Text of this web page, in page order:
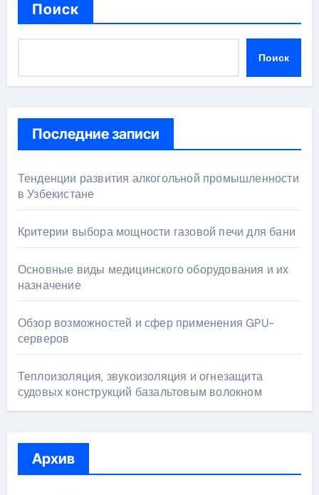
Поиск
Поиск
Последние записи
Тенденции развития алкогольной промышленности
в Узбекистане
Критерии выбора мощности газовой печи для бани
Основные виды медицинского оборудования и их
назначение
Обзор возможностей и сфер применения GPU-
серверов
Теплоизоляция, звукоизоляция и огнезащита
судовых конструкций базальтовым волокном
Архив